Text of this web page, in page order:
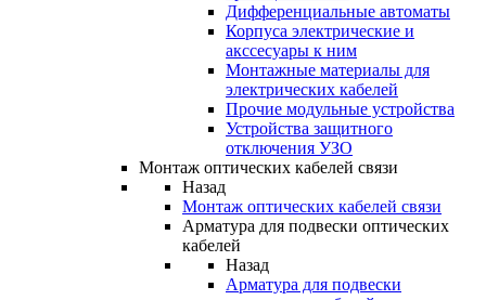
Дифференциальные автоматы
Корпуса электрические и
акссесуары к ним
Монтажные материалы для
электрических кабелей
Прочие модульные устройства
Устройства защитного
отключения УЗО
Монтаж оптических кабелей связи
Назад
Монтаж оптических кабелей связи
Арматура для подвески оптических
кабелей
Назад
Арматура для подвески